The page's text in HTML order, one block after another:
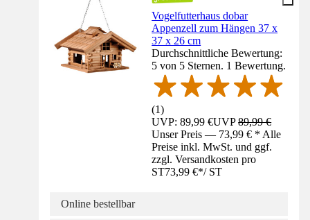
Vogelfutterhaus dobar
Appenzell zum Hängen 37 x
37 x 26 cm
Durchschnittliche Bewertung:
5 von 5 Sternen. 1 Bewertung.
(1)
UVP: 89,99 €UVP89,99 €
Unser Preis — 73,99 € * Alle
Preise inkl. MwSt. und ggf.
zzgl. Versandkosten pro
ST73,99 €*/ ST
Online bestellbar